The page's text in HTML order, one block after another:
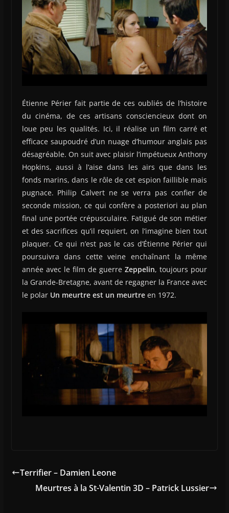
Étienne Périer fait partie de ces oubliés de l’histoire
du cinéma, de ces artisans consciencieux dont on
loue peu les qualités. Ici, il réalise un film carré et
efficace saupoudré d’un nuage d’humour anglais pas
désagréable. On suit avec plaisir l’impétueux Anthony
Hopkins, aussi à l’aise dans les airs que dans les
fonds marins, dans le rôle de cet espion faillible mais
pugnace. Philip Calvert ne se verra pas confier de
seconde mission, ce qui confère a posteriori au plan
final une portée crépusculaire. Fatigué de son métier
et des sacrifices qu’il requiert, on l’imagine bien tout
plaquer. Ce qui n’est pas le cas d’Étienne Périer qui
poursuivra dans cette veine enchaînant la même
année avec le film de guerreZeppelin, toujours pour
la Grande-Bretagne, avant de regagner la France avec
le polar Un meurtre est un meurtreen 1972.
Terrifier – Damien Leone
Meurtres à la St-Valentin 3D – Patrick Lussier